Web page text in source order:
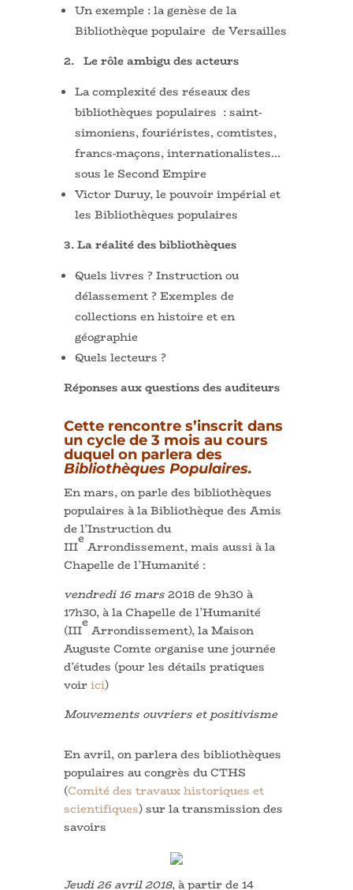
Un exemple : la genèse de la
Bibliothèque populaire de Versailles
2. Le rôle ambigu des acteurs
La complexité des réseaux des
bibliothèques populaires : saint-
simoniens, fouriéristes, comtistes,
francs-maçons, internationalistes…
sous le Second Empire
Victor Duruy, le pouvoir impérial et
les Bibliothèques populaires
3. La réalité des bibliothèques
Quels livres ? Instruction ou
délassement ? Exemples de
collections en histoire et en
géographie
Quels lecteurs ?
Réponses aux questions des auditeurs
Cette rencontre s’inscrit dans
un cycle de 3 mois au cours
duquel on parlera des
Bibliothèques Populaires.
En mars, on parle des bibliothèques
populaires à la Bibliothèque des Amis
de l’Instruction du
III
e
Arrondissement, mais aussi à la
Chapelle de l’Humanité :
vendredi 16 mars2018 de 9h30 à
17h30,à la Chapelle de l’Humanité
(III
e
Arrondissement), la Maison
Auguste Comte organise une journée
d’études (pour les détails pratiques
voir ici)
Mouvements ouvriers et positivisme
En avril, on parlera des bibliothèques
populaires au congrès du CTHS
(Comité des travaux historiques et
scientifiques) sur la transmission des
savoirs
Jeudi 26 avril 2018, à partir de 14